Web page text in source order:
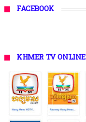
FACEBOOK
KHMER TV ONLINE